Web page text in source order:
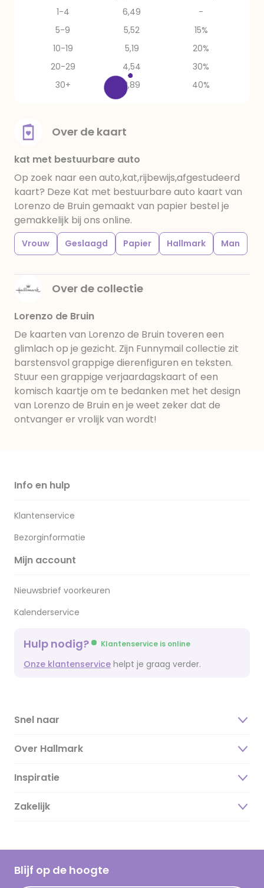
1-4
6,49
-
5-9
5,52
15%
10-19
5,19
20%
20-29
4,54
30%
30+
3,89 40%
Over de kaart
kat met bestuurbare auto
Op zoek naar een auto,kat,rijbewijs,afgestudeerd
kaart? Deze Kat met bestuurbare auto kaart van
Lorenzo de Bruin gemaakt van papier bestel je
gemakkelijk bij ons online.
Vrouw Geslaagd Papier Hallmark Man
Over de collectie
Lorenzo de Bruin
De kaarten van Lorenzo de Bruin toveren een
glimlach op je gezicht. Zijn Funnymail collectie zit
barstensvol grappige dierenfiguren en teksten.
Stuur een grappige verjaardagskaart of een
komisch kaartje om te bedanken met het design
van Lorenzo de Bruin en je weet zeker dat de
ontvanger er vrolijk van wordt!
Info en hulp
Klantenservice
Bezorginformatie
Mijn account
Nieuwsbrief voorkeuren
Kalenderservice
Hulp nodig? Klantenservice is online
Onze klantenservice helpt je graag verder.
Snel naar
Over Hallmark
Over ons
Duurzaamheid
Hallmark Kaartclub
Inspiratie
Magazine
Cadeau inspiratie
Kaartinspiratie
Zakelijk
Blijf op de hoogte